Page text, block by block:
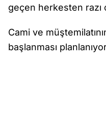
geçen herkesten razı
Cami ve
başlanması